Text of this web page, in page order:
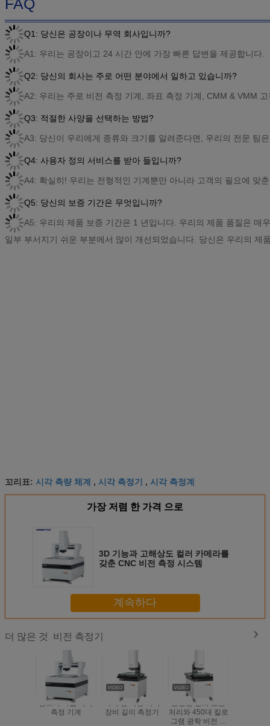
FAQ
Q1: 당신은 공장이나 무역 회사입니까?
A1: 우리는 공장이고 24 시간 안에 가장 빠른 답변을 제공합니다.
Q2: 당신의 회사는 주로 어떤 분야에서 일하고 있습니까?
A2: 우리는 주로 비전 측정 기계, 좌표 측정 기계, CMM & VMM
Q3: 적절한 사양을 선택하는 방법?
A3: 당신이 우리에게 종류와 크기를 알려준다면, 우리의 전문 팀
Q4: 사용자 정의 서비스를 받아 들입니까?
A4: 확실히! 우리는 전형적인 기계뿐만 아니라 고객의 필요에 맞
Q5: 당신의 보증 기간은 무엇입니까?
A5: 우리의 제품 보증 기간은 1 년입니다. 우리의 제품 품질은 매
일부 부서지기 쉬운 부분에서 많이 개선되었습니다. 당신은 우리의 제
꼬리표: 시각 측량 체계 , 시각 측정기 , 시각 측정계
가장 저렴 한 가격 으로
3D 기능과 고해상도 컬러 카메라를
갖춘 CNC 비전 측정 시스템
계속하다
더 많은 것 비전 측정기
갱트리 타입 시각
측정 기계
가득 찬 자동 시각
장비 길이 측정기
단단한 산화 표면
처리와 450대 킬로
그램 광학 비전 측